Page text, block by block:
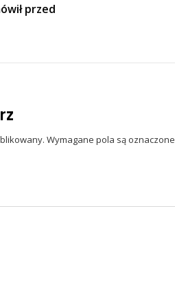
przed
Wymagane pola są oznaczone